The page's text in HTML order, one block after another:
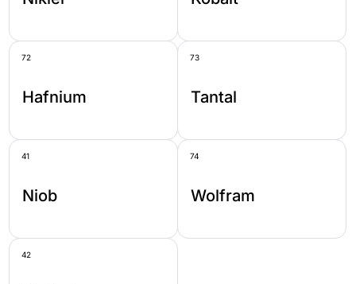
72
Hafnium
73
Tantal
41
Niob
74
Wolfram
42